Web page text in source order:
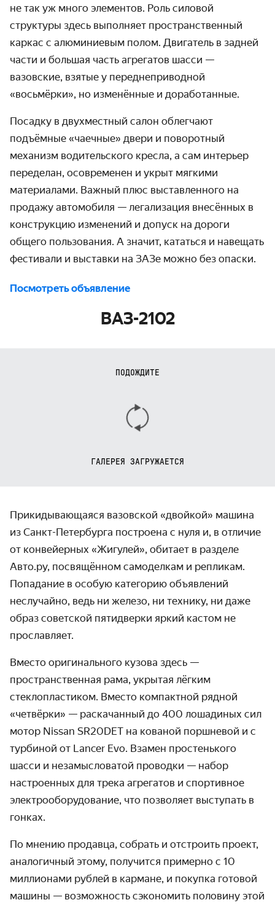
не так уж много элементов. Роль силовой
структуры здесь выполняет пространственный
каркас с алюминиевым полом. Двигатель в задней
части и большая часть агрегатов шасси —
вазовские, взятые у переднеприводной
«восьмёрки», но изменённые и доработанные.
Посадку в двухместный салон облегчают
подъёмные «чаечные» двери и поворотный
механизм водительского кресла, а сам интерьер
переделан, осовременен и укрыт мягкими
материалами. Важный плюс выставленного на
продажу автомобиля — легализация внесённых в
конструкцию изменений и допуск на дороги
общего пользования. А значит, кататься и навещать
фестивали и выставки на ЗАЗе можно без опаски.
Посмотреть объявление
ВАЗ-2102
ПОДОЖДИТЕ
ГАЛЕРЕЯ ЗАГРУЖАЕТСЯ
Прикидывающаяся вазовской «двойкой» машина
из Санкт-Петербурга построена с нуля и, в отличие
от конвейерных «Жигулей», обитает в разделе
Авто.ру, посвящённом самоделкам и репликам.
Попадание в особую категорию объявлений
неслучайно, ведь ни железо, ни технику, ни даже
образ советской пятидверки яркий кастом не
прославляет.
Вместо оригинального кузова здесь —
пространственная рама, укрытая лёгким
стеклопластиком. Вместо компактной рядной
«четвёрки» — раскачанный до 400 лошадиных сил
мотор Nissan SR20DET на кованой поршневой и с
турбиной от Lancer Evo. Взамен простенького
шасси и незамысловатой проводки — набор
настроенных для трека агрегатов и спортивное
электрооборудование, что позволяет выступать в
гонках.
По мнению продавца, собрать и отстроить проект,
аналогичный этому, получится примерно с 10
миллионами рублей в кармане, и покупка готовой
машины — возможность сэкономить половину этой